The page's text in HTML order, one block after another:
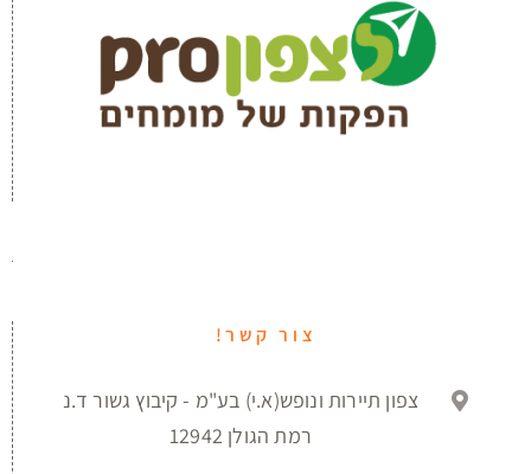
צור קשר!
צפון תיירות ונופש(א.י) בע"מ - קיבוץ גשור ד.נ
רמת הגולן 12942